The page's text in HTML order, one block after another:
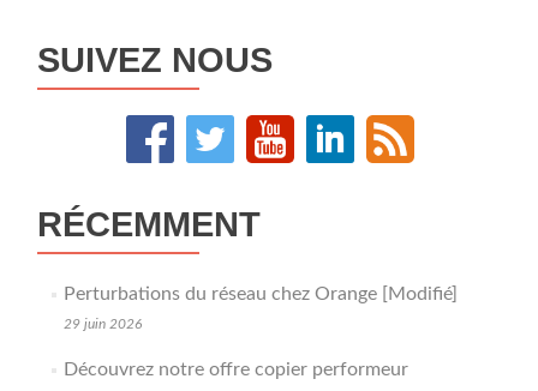
SUIVEZ NOUS
RÉCEMMENT
Perturbations du réseau chez Orange [Modifié]
29 juin 2026
Découvrez notre offre copier performeur